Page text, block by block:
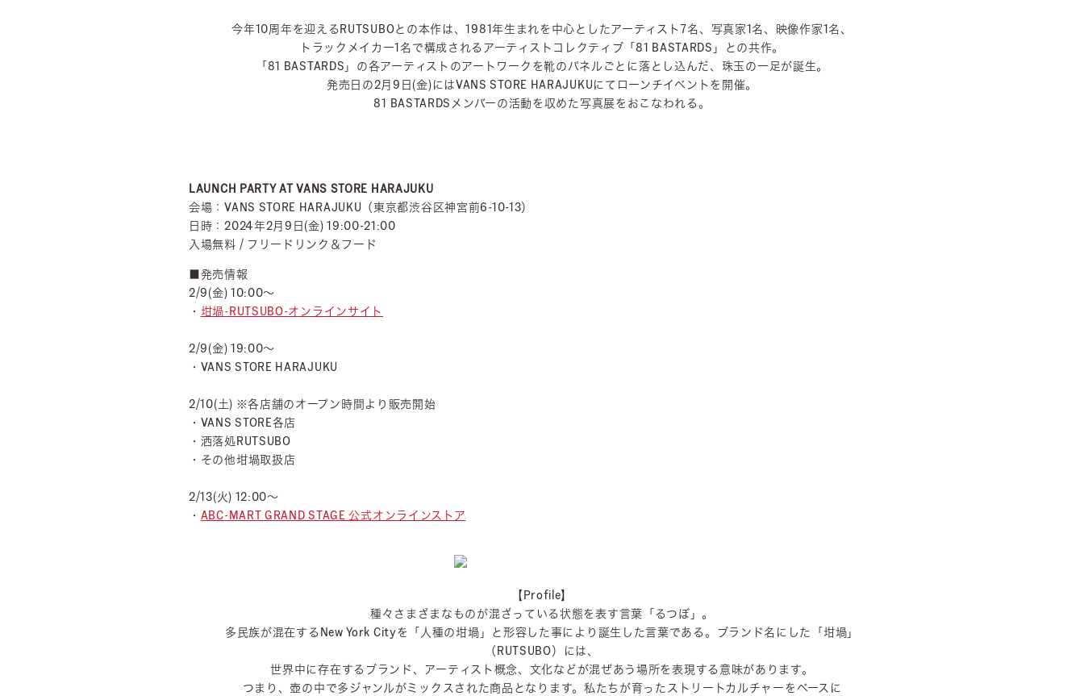
今年10周年を迎えるRUTSUBOとの本作は、1981年生まれを中心としたアーティスト7名、写真家1名、映像作家1名、
トラックメイカー1名で構成されるアーティストコレクティブ「81 BASTARDS」との共作。
「81 BASTARDS」の各アーティストのアートワークを靴のパネルごとに落とし込んだ、珠玉の一足が誕生。
発売日の2月9日(金)にはVANS STORE HARAJUKUにてローンチイベントを開催。
81 BASTARDSメンバーの活動を収めた写真展をおこなわれる。
LAUNCH PARTY AT VANS STORE HARAJUKU
会場：VANS STORE HARAJUKU（東京都渋谷区神宮前6-10-13）
日時：2024年2月9日(金) 19:00-21:00
入場無料 / フリードリンク＆フード
■発売情報
2/9(金) 10:00～
・ 坩堝-RUTSUBO-オンラインサイト
2/9(金) 19:00～
・VANS STORE HARAJUKU
2/10(土) ※各店舗のオープン時間より販売開始
・VANS STORE各店
・洒落処RUTSUBO
・その他坩堝取扱店
2/13(火) 12:00～
・ ABC-MART GRAND STAGE 公式オンラインストア
【Profile】
種々さまざまなものが混ざっている状態を表す言葉「るつぼ」。
多民族が混在するNew York Cityを「人種の坩堝」と形容した事により誕生した言葉である。ブランド名にした「坩堝」
（RUTSUBO）には、
世界中に存在するブランド、アーティスト概念、文化などが混ぜあう場所を表現する意味があります。
つまり、壺の中で多ジャンルがミックスされた商品となります。私たちが育ったストリートカルチャーをベースに